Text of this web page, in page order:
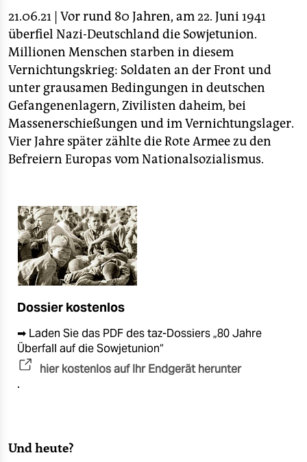
genossenschaft
epaper login
21.06.21 | Vor rund 80 Jahren, am 22. Juni 1941
überfiel Nazi-Deutschland die Sowjetunion.
Millionen Menschen starben in diesem
Vernichtungskrieg: Soldaten an der Front und
unter grausamen Bedingungen in deutschen
Gefangenenlagern, Zivilisten daheim, bei
Massenerschießungen und im Vernichtungslager.
Vier Jahre später zählte die Rote Armee zu den
Befreiern Europas vom Nationalsozialismus.
Dossier kostenlos
➡ Laden Sie das PDF des taz-Dossiers „80 Jahre
Überfall auf die Sowjetunion“
hier kostenlos auf Ihr Endgerät herunter
.
Und heute?